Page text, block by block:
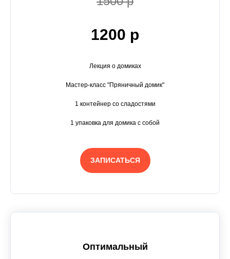
1200 р
Лекция о домиках
Мастер-класс "Пряничный домик"
1 контейнер со сладостями
1 упаковка для домика с собой
ЗАПИСАТЬСЯ
Оптимальный